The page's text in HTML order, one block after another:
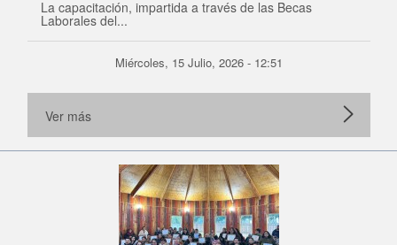
La capacitación, impartida a través de las Becas
Laborales del...
Miércoles, 15 Julio, 2026 - 12:51
Ver más